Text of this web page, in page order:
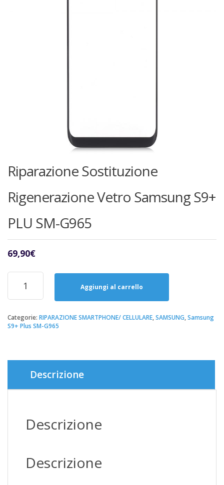
Riparazione Sostituzione
Rigenerazione Vetro Samsung S9+
PLU SM-G965
69,90€
Riparazione
Sostituzione
Rigenerazione
Samsung
S9+
G965
quantità
Aggiungi al carrello
Categorie: RIPARAZIONE SMARTPHONE/ CELLULARE,SAMSUNG,Samsung
S9+ Plus SM-G965
Descrizione
Descrizione
Descrizione